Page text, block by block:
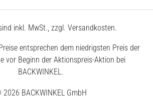
inkl. MwSt., zzgl. Versandkosten.
entsprechen dem niedrigsten Preis der
vor Beginn der Aktionspreis-Aktion bei
BACKWINKEL.
BACKWINKEL GmbH